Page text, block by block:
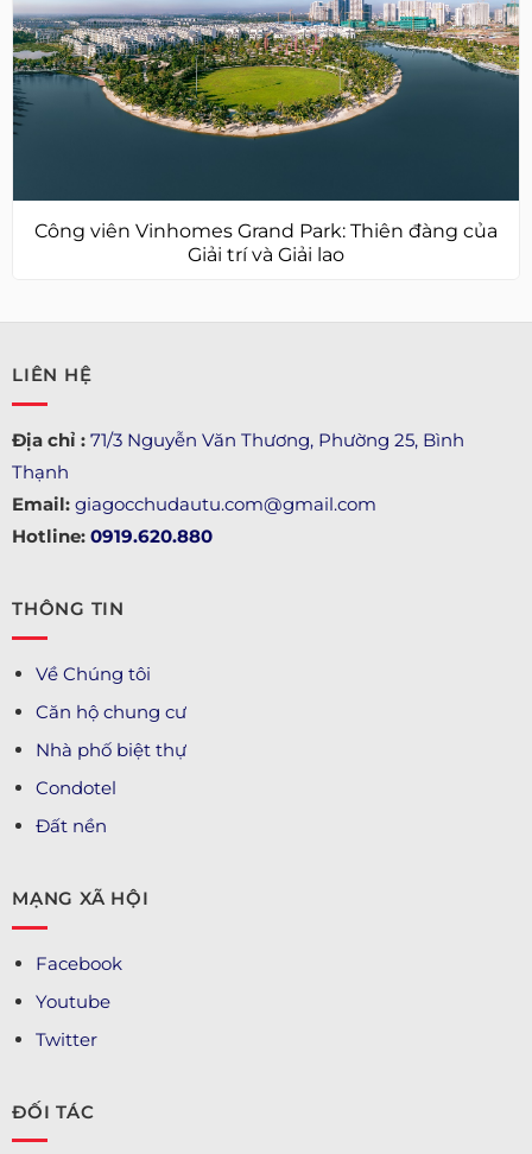
Công viên Vinhomes Grand Park: Thiên đàng của
Giải trí và Giải lao
LIÊN HỆ
Địa chỉ : 71/3 Nguyễn Văn Thương, Phường 25, Bình
Thạnh
Email: giagocchudautu.com@gmail.com
Hotline: 0919.620.880
THÔNG TIN
Về Chúng tôi
Căn hộ chung cư
Nhà phố biệt thự
Condotel
Đất nền
MẠNG XÃ HỘI
Facebook
Youtube
Twitter
ĐỐI TÁC